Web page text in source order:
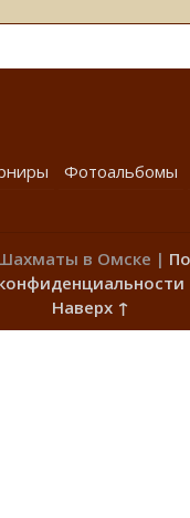
Фотоальбомы
в Омске |
Наверх ↑